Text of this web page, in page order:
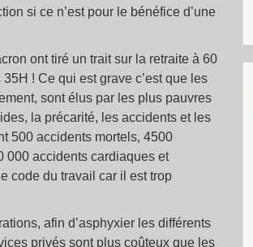
si ce n’est pour le bénéfice d’une
ont tiré un trait sur la retraite à 60
! Ce qui est grave c’est que les
sont élus par les plus pauvres
la précarité, les accidents et les
500 accidents mortels, 4500
000 accidents cardiaques et
code du travail car il est trop
afin d’asphyxier les différents
privés sont plus coûteux que les